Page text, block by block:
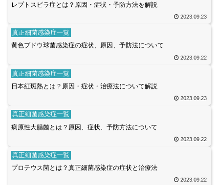
レプトスピラ症とは？原因・症状・予防方法を解説
2023.09.23
真正細菌感染症一覧
黄色ブドウ球菌感染症の症状、原因、予防法について
2023.09.22
真正細菌感染症一覧
日本紅斑熱とは？原因・症状・治療法について解説
2023.09.23
真正細菌感染症一覧
病原性大腸菌とは？原因、症状、予防方法について
2023.09.22
真正細菌感染症一覧
プロテウス菌とは？真正細菌感染症の症状と治療法
2023.09.22